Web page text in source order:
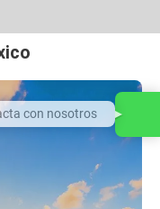
con nosotros